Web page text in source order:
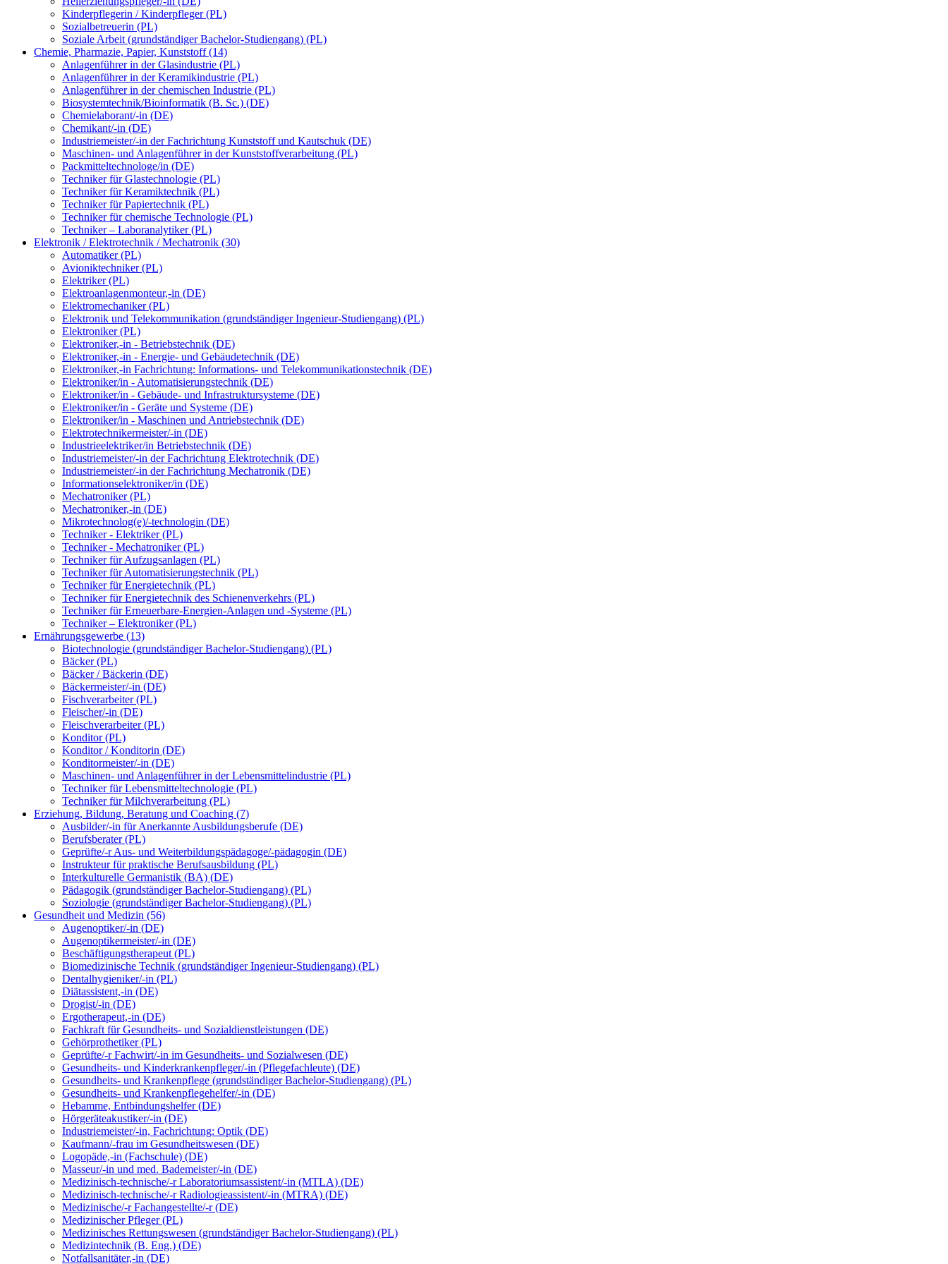
Kinderpflegerin / Kinderpfleger (PL)
Sozialbetreuerin (PL)
Soziale Arbeit (grundständiger Bachelor-Studiengang) (PL)
Chemie, Pharmazie, Papier, Kunststoff (14)
Anlagenführer in der Glasindustrie (PL)
Anlagenführer in der Keramikindustrie (PL)
Anlagenführer in der chemischen Industrie (PL)
Biosystemtechnik/Bioinformatik (B. Sc.) (DE)
Chemielaborant/-in (DE)
Chemikant/-in (DE)
Industriemeister/-in der Fachrichtung Kunststoff und Kautschuk (DE)
Maschinen- und Anlagenführer in der Kunststoffverarbeitung (PL)
Packmitteltechnologe/in (DE)
Techniker für Glastechnologie (PL)
Techniker für Keramiktechnik (PL)
Techniker für Papiertechnik (PL)
Techniker für chemische Technologie (PL)
Techniker – Laboranalytiker (PL)
Elektronik / Elektrotechnik / Mechatronik (30)
Automatiker (PL)
Avioniktechniker (PL)
Elektriker (PL)
Elektroanlagenmonteur,-in (DE)
Elektromechaniker (PL)
Elektronik und Telekommunikation (grundständiger Ingenieur-Studiengang) (PL)
Elektroniker (PL)
Elektroniker,-in - Betriebstechnik (DE)
Elektroniker,-in - Energie- und Gebäudetechnik (DE)
Elektroniker,-in Fachrichtung: Informations- und Telekommunikationstechnik (DE)
Elektroniker/in - Automatisierungstechnik (DE)
Elektroniker/in - Gebäude- und Infrastruktursysteme (DE)
Elektroniker/in - Geräte und Systeme (DE)
Elektroniker/in - Maschinen und Antriebstechnik (DE)
Elektrotechnikermeister/-in (DE)
Industrieelektriker/in Betriebstechnik (DE)
Industriemeister/-in der Fachrichtung Elektrotechnik (DE)
Industriemeister/-in der Fachrichtung Mechatronik (DE)
Informationselektroniker/in (DE)
Mechatroniker (PL)
Mechatroniker,-in (DE)
Mikrotechnolog(e)/-technologin (DE)
Techniker - Elektriker (PL)
Techniker - Mechatroniker (PL)
Techniker für Aufzugsanlagen (PL)
Techniker für Automatisierungstechnik (PL)
Techniker für Energietechnik (PL)
Techniker für Energietechnik des Schienenverkehrs (PL)
Techniker für Erneuerbare-Energien-Anlagen und -Systeme (PL)
Techniker – Elektroniker (PL)
Ernährungsgewerbe (13)
Biotechnologie (grundständiger Bachelor-Studiengang) (PL)
Bäcker (PL)
Bäcker / Bäckerin (DE)
Bäckermeister/-in (DE)
Fischverarbeiter (PL)
Fleischer/-in (DE)
Fleischverarbeiter (PL)
Konditor (PL)
Konditor / Konditorin (DE)
Konditormeister/-in (DE)
Maschinen- und Anlagenführer in der Lebensmittelindustrie (PL)
Techniker für Lebensmitteltechnologie (PL)
Techniker für Milchverarbeitung (PL)
Erziehung, Bildung, Beratung und Coaching (7)
Ausbilder/-in für Anerkannte Ausbildungsberufe (DE)
Berufsberater (PL)
Geprüfte/-r Aus- und Weiterbildungspädagoge/-pädagogin (DE)
Instrukteur für praktische Berufsausbildung (PL)
Interkulturelle Germanistik (BA) (DE)
Pädagogik (grundständiger Bachelor-Studiengang) (PL)
Soziologie (grundständiger Bachelor-Studiengang) (PL)
Gesundheit und Medizin (56)
Augenoptiker/-in (DE)
Augenoptikermeister/-in (DE)
Beschäftigungstherapeut (PL)
Biomedizinische Technik (grundständiger Ingenieur-Studiengang) (PL)
Dentalhygieniker/-in (PL)
Diätassistent,-in (DE)
Drogist/-in (DE)
Ergotherapeut,-in (DE)
Fachkraft für Gesundheits- und Sozialdienstleistungen (DE)
Gehörprothetiker (PL)
Geprüfte/-r Fachwirt/-in im Gesundheits- und Sozialwesen (DE)
Gesundheits- und Kinderkrankenpfleger/-in (Pflegefachleute) (DE)
Gesundheits- und Krankenpflege (grundständiger Bachelor-Studiengang) (PL)
Gesundheits- und Krankenpflegehelfer/-in (DE)
Hebamme, Entbindungshelfer (DE)
Hörgeräteakustiker/-in (DE)
Industriemeister/-in, Fachrichtung: Optik (DE)
Kaufmann/-frau im Gesundheitswesen (DE)
Logopäde,-in (Fachschule) (DE)
Masseur/-in und med. Bademeister/-in (DE)
Medizinisch-technische/-r Laboratoriumsassistent/-in (MTLA) (DE)
Medizinisch-technische/-r Radiologieassistent/-in (MTRA) (DE)
Medizinische/-r Fachangestellte/-r (DE)
Medizinischer Pfleger (PL)
Medizinisches Rettungswesen (grundständiger Bachelor-Studiengang) (PL)
Medizintechnik (B. Eng.) (DE)
Notfallsanitäter,-in (DE)